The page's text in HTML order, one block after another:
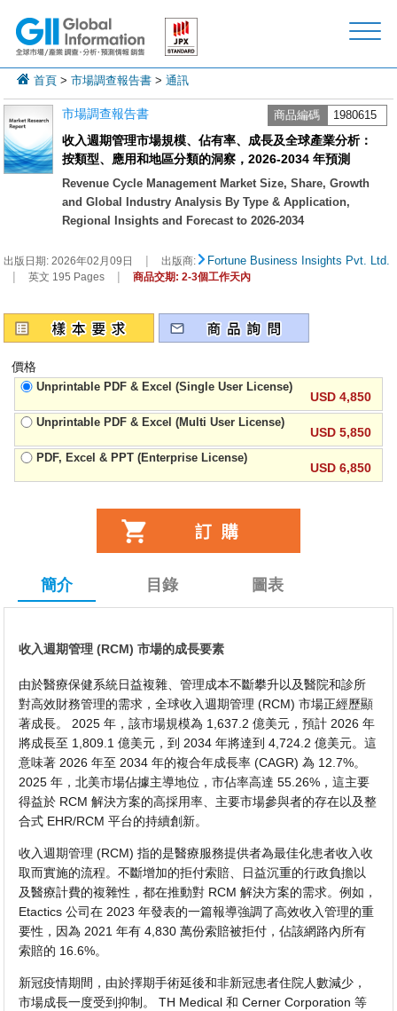
首頁 >市場調查報告書 >通訊
市場調查報告書 商品編碼 1980615
收入週期管理市場規模、佔有率、成長及全球產業分析：
按類型、應用和地區分類的洞察，2026-2034 年預測
Revenue Cycle Management Market Size, Share, Growth
and Global Industry Analysis By Type & Application,
Regional Insights and Forecast to 2026-2034
出版日期:2026年02月09日 | 出版商: Fortune Business Insights Pvt. Ltd.
| 英文 195 Pages | 商品交期: 2-3個工作天內
價格
Unprintable PDF & Excel (Single User License)
USD 4,850
Unprintable PDF & Excel (Multi User License)
USD 5,850
PDF, Excel & PPT (Enterprise License)
USD 6,850
簡介 目錄 圖表
收入週期管理 (RCM) 市場的成長要素
由於醫療保健系統日益複雜、管理成本不斷攀升以及醫院和診所
對高效財務管理的需求，全球收入週期管理 (RCM) 市場正經歷顯
著成長。 2025 年，該市場規模為 1,637.2 億美元，預計 2026 年
將成長至 1,809.1 億美元，到 2034 年將達到 4,724.2 億美元。這
意味著 2026 年至 2034 年的複合年成長率 (CAGR) 為 12.7%。
2025 年，北美市場佔據主導地位，市佔率高達 55.26%，這主要
得益於 RCM 解決方案的高採用率、主要市場參與者的存在以及整
合式 EHR/RCM 平台的持續創新。
收入週期管理 (RCM) 指的是醫療服務提供者為最佳化患者收入收
取而實施的流程。不斷增加的拒付索賠、日益沉重的行政負擔以
及醫療計費的複雜性，都在推動對 RCM 解決方案的需求。例如，
Etactics 公司在 2023 年發表的一篇報導強調了高效收入管理的重
要性，因為 2021 年有 4,830 萬份索賠被拒付，佔該網路內所有
索賠的 16.6%。
新冠疫情期間，由於擇期手術延後和非新冠患者住院人數減少，
市場成長一度受到抑制。 TH Medical 和 Cerner Corporation 等